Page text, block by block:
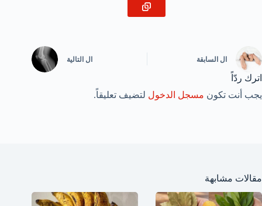
ال السابقة ال التالية
اترك ردّاً
يجب أنت تكون مسجل الدخول لتضيف تعليقاً.
مقالات مشابهة